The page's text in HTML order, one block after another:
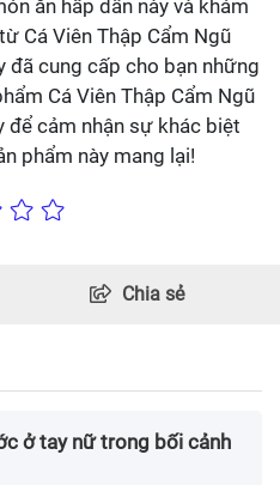
ăn hấp dẫn này và khám
Cá Viên Thập Cẩm Ngũ
đã cung cấp cho bạn những
Cá Viên Thập Cẩm Ngũ
để cảm nhận sự khác biệt
phẩm này mang lại!
Chia sẻ
ở tay nữ trong bối cảnh